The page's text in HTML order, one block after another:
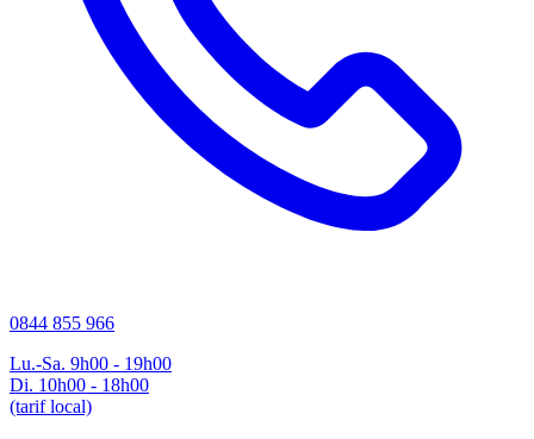
0844 855 966
Lu.-Sa. 9h00 - 19h00
Di. 10h00 - 18h00
(tarif local)